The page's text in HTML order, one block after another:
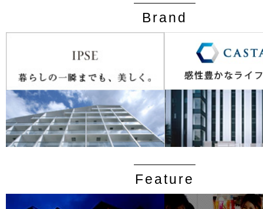
Brand
Feature